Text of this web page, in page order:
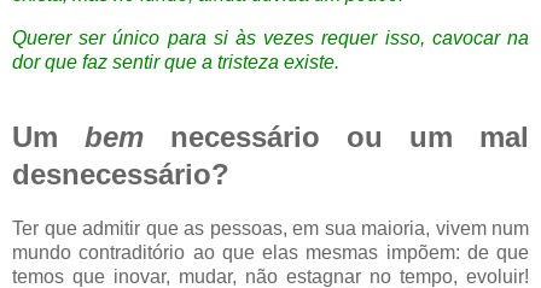
Querer ser único para si às vezes requer isso, cavocar na
dor que faz sentir que a tristeza existe.
Um bem necessário ou um mal
desnecessário?
Ter que admitir que as pessoas, em sua maioria, vivem num
mundo contraditório ao que elas mesmas impõem: de que
temos que inovar, mudar, não estagnar no tempo, evoluir!